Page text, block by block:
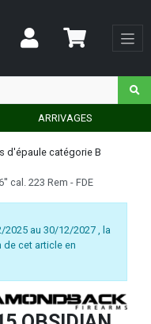
ARRIVAGES
d'épaule catégorie B
cal. 223 Rem - FDE
2025 au 30/12/2027 , la
cet article en